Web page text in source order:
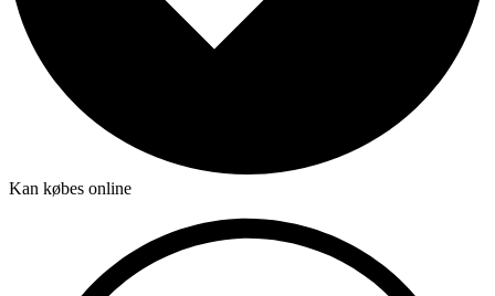
Kan købes online